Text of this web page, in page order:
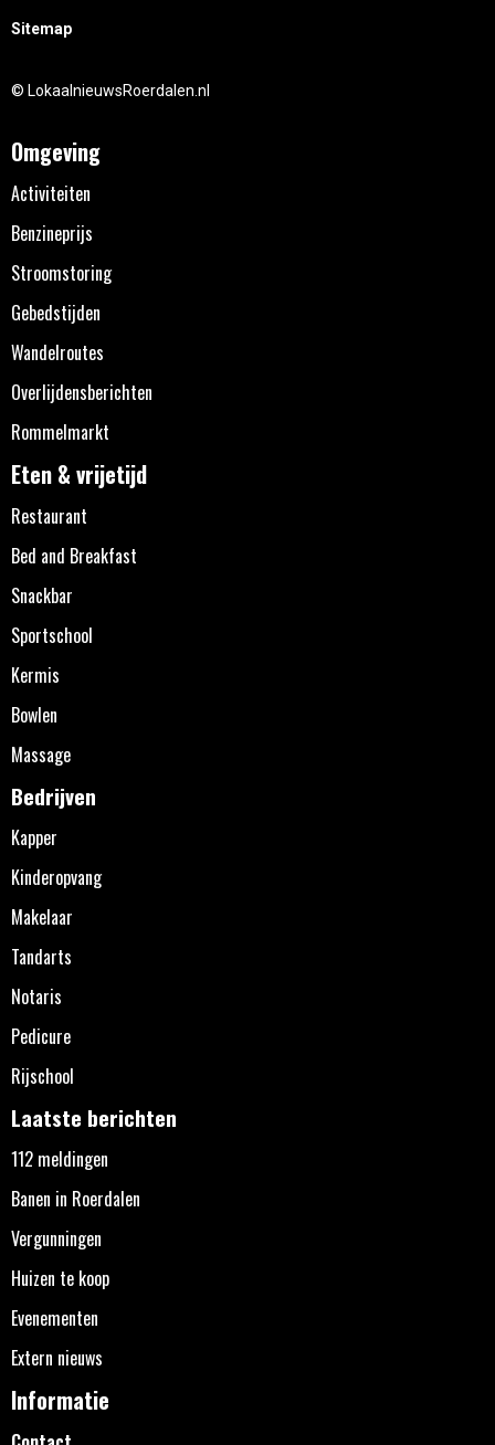
Sitemap
© LokaalnieuwsRoerdalen.nl
Omgeving
Activiteiten
Benzineprijs
Stroomstoring
Gebedstijden
Wandelroutes
Overlijdensberichten
Rommelmarkt
Eten & vrijetijd
Restaurant
Bed and Breakfast
Snackbar
Sportschool
Kermis
Bowlen
Massage
Bedrijven
Kapper
Kinderopvang
Makelaar
Tandarts
Notaris
Pedicure
Rijschool
Laatste berichten
112 meldingen
Banen in Roerdalen
Vergunningen
Huizen te koop
Evenementen
Extern nieuws
Informatie